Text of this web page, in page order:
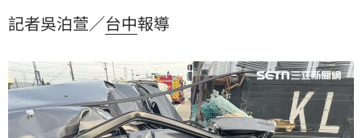
記者吳泊萱／台中報導